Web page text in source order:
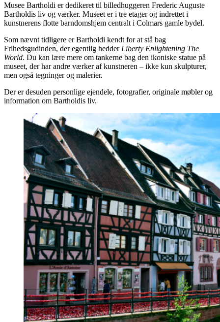
Musee Bartholdi er dedikeret til billedhuggeren Frederic Auguste
Bartholdis liv og værker. Museet er i tre etager og indrettet i
kunstnerens flotte barndomshjem centralt i Colmars gamle bydel.
Som nævnt tidligere er Bartholdi kendt for at stå bag
Frihedsgudinden, der egentlig hedder Liberty Enlightening The
World. Du kan lære mere om tankerne bag den ikoniske statue på
museet, der har andre værker af kunstneren – ikke kun skulpturer,
men også tegninger og malerier.
Der er desuden personlige ejendele, fotografier, originale møbler og
information om Bartholdis liv.